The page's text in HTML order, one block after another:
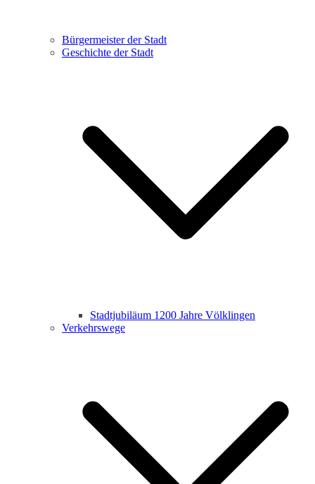
Bürgermeister der Stadt
Geschichte der Stadt
Stadtjubiläum 1200 Jahre Völklingen
Verkehrswege